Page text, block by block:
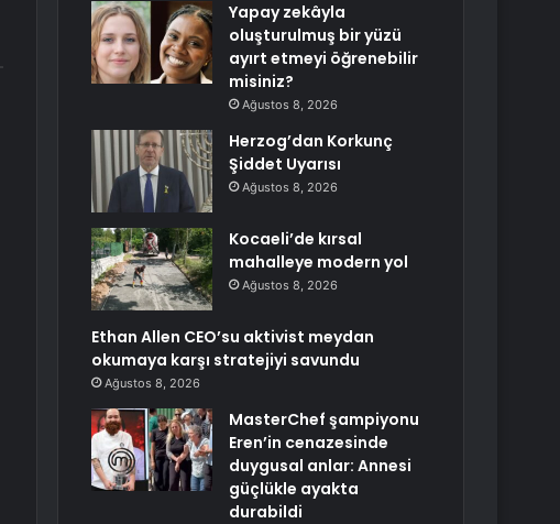
Yapay zekâyla
oluşturulmuş bir yüzü
ayırt etmeyi öğrenebilir
misiniz?
Ağustos 8, 2026
Herzog’dan Korkunç
Şiddet Uyarısı
Ağustos 8, 2026
Kocaeli’de kırsal
mahalleye modern yol
Ağustos 8, 2026
Ethan Allen CEO’su aktivist meydan
okumaya karşı stratejiyi savundu
Ağustos 8, 2026
MasterChef şampiyonu
Eren’in cenazesinde
duygusal anlar: Annesi
güçlükle ayakta
durabildi